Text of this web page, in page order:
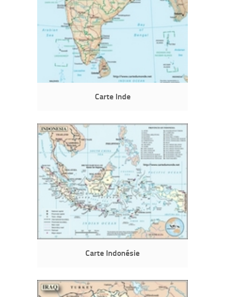
Carte Inde
Carte Indonésie